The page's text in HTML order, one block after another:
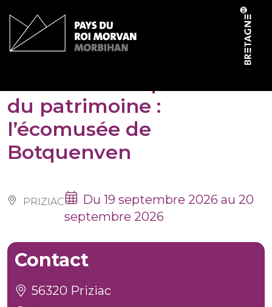
du patrimoine :
l’écomusée de
Botquenven
PRIZIAC
Du 19 septembre 2026 au 20
septembre 2026
Contact
56320 Priziac